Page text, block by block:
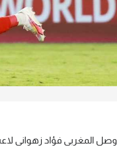
وصل المغربي فؤاد زهواني